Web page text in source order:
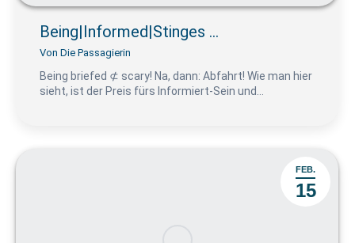
Being|Informed|Stinges …
Von Die Passagierin
Being briefed ⊄ scary! Na, dann: Abfahrt! Wie man hier
sieht, ist der Preis fürs Informiert-Sein und…
FEB.
15